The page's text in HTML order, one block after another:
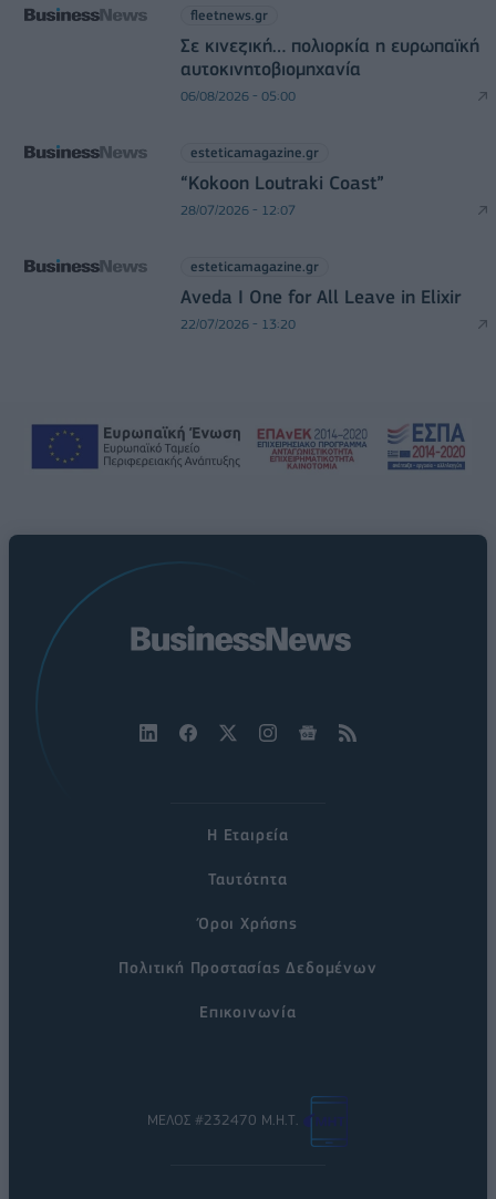
fleetnews.gr
Σε κινεζική… πολιορκία η ευρωπαϊκή
αυτοκινητοβιομηχανία
06/08/2026 - 05:00
esteticamagazine.gr
“Kokoon Loutraki Coast”
28/07/2026 - 12:07
esteticamagazine.gr
Aveda I One for All Leave in Elixir
22/07/2026 - 13:20
Η Εταιρεία
Ταυτότητα
Όροι Χρήσης
Πολιτική Προστασίας Δεδομένων
Επικοινωνία
ΜΕΛΟΣ #232470 Μ.Η.Τ.